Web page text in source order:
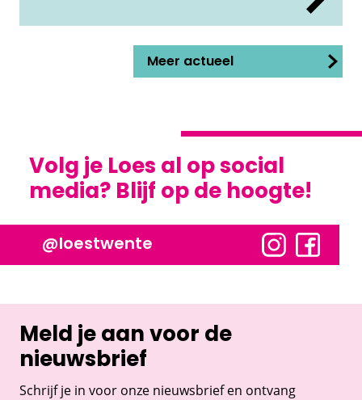
Meer actueel
Volg je Loes al op social
media? Blijf op de hoogte!
@loestwente
Meld je aan voor de
nieuwsbrief
Schrijf je in voor onze nieuwsbrief en ontvang